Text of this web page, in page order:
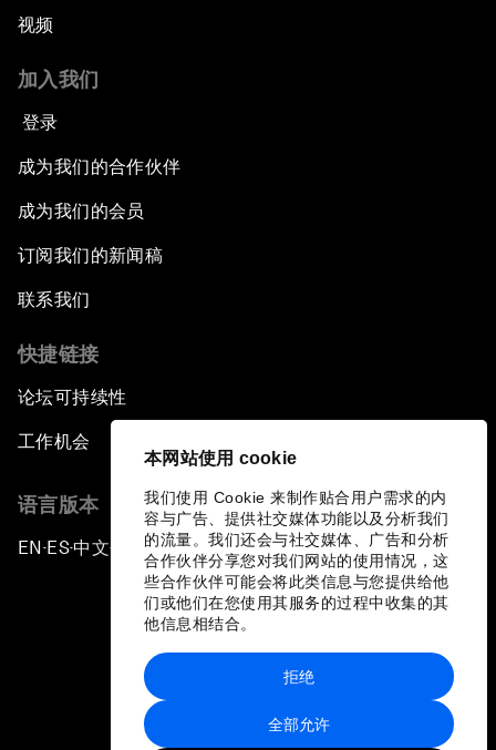
本网站使用 cookie
我们使用 Cookie 来制作贴合用户需求的内
容与广告、提供社交媒体功能以及分析我们
的流量。我们还会与社交媒体、广告和分析
合作伙伴分享您对我们网站的使用情况，这
些合作伙伴可能会将此类信息与您提供给他
们或他们在您使用其服务的过程中收集的其
他信息相结合。
全部允许
拒绝
视频
加入我们
登录
成为我们的合作伙伴
成为我们的会员
订阅我们的新闻稿
联系我们
快捷链接
论坛可持续性
工作机会
语言版本
EN ▪ES▪中文▪ 日本語
站点地图